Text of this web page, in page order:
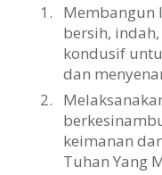
1.
Membangun
bersih,
kondusif
dan
2.
keimanan
Tuhan Yang